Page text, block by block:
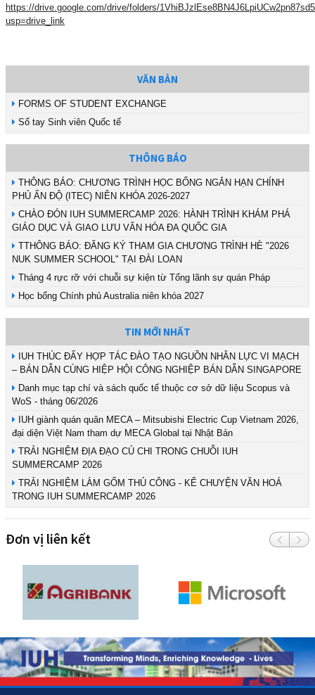
https://drive.google.com/drive/folders/
usp=drive_link
VĂN BẢN
FORMS OF STUDENT EXCHANGE
Sổ tay Sinh viên Quốc tế
THÔNG BÁO
THÔNG BÁO: CHƯƠNG TRÌNH HỌC BỔNG NGẮN HẠN CHÍNH
PHỦ ẤN ĐỘ (ITEC) NIÊN KHÓA 2026-2027
CHÀO ĐÓN IUH SUMMERCAMP 2026: HÀNH TRÌNH KHÁM PHÁ
GIÁO DỤC VÀ GIAO LƯU VĂN HÓA ĐA QUỐC GIA
TTHÔNG BÁO: ĐĂNG KÝ THAM GIA CHƯƠNG TRÌNH HÈ "2026
NUK SUMMER SCHOOL" TẠI ĐÀI LOAN
Tháng 4 rực rỡ với chuỗi sự kiện từ Tổng lãnh sự quán Pháp
Học bổng Chính phủ Australia niên khóa 2027
TIN MỚI NHẤT
IUH THÚC ĐẨY HỢP TÁC ĐÀO TẠO NGUỒN NHÂN LỰC VI MẠCH
– BÁN DẪN CÙNG HIỆP HỘI CÔNG NGHIỆP BÁN DẪN SINGAPORE
Danh mục tạp chí và sách quốc tế thuộc cơ sở dữ liệu Scopus và
WoS - tháng 06/2026
IUH giành quán quân MECA – Mitsubishi Electric Cup Vietnam 2026,
đại diện Việt Nam tham dự MECA Global tại Nhật Bản
TRẢI NGHIỆM ĐỊA ĐẠO CỦ CHI TRONG CHUỖI IUH
SUMMERCAMP 2026
TRẢI NGHIỆM LÀM GỐM THỦ CÔNG - KỂ CHUYỆN VĂN HOÁ
TRONG IUH SUMMERCAMP 2026
Đơn vị liên kết